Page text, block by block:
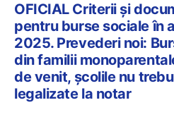
OFICIAL Criterii și
pentru burse sociale în
2025. Prevederi noi:
din familii
de venit, școlile nu
legalizate la notar